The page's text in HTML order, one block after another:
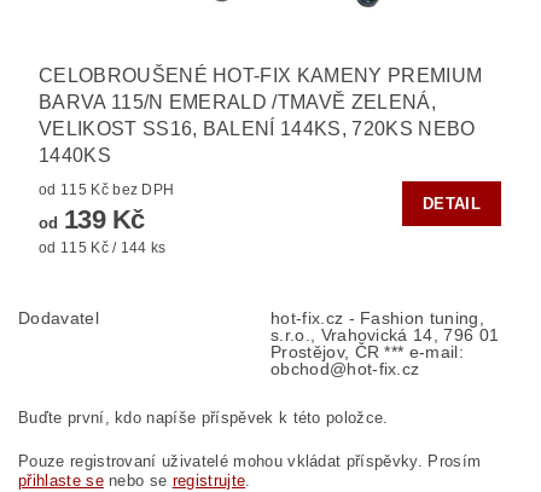
CELOBROUŠENÉ HOT-FIX KAMENY PREMIUM
BARVA 115/N EMERALD /TMAVĚ ZELENÁ,
VELIKOST SS16, BALENÍ 144KS, 720KS NEBO
1440KS
od 115 Kč bez DPH
od 139 Kč
od 115 Kč / 144 ks
DETAIL
Dodavatel
hot-fix.cz - Fashion tuning,
s.r.o., Vrahovická 14, 796 01
Prostějov, ČR *** e-mail:
obchod@hot-fix.cz
Buďte první, kdo napíše příspěvek k této položce.
Pouze registrovaní uživatelé mohou vkládat příspěvky. Prosím
přihlaste senebo se registrujte.